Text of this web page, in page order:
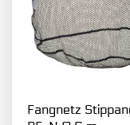
Fangnetz